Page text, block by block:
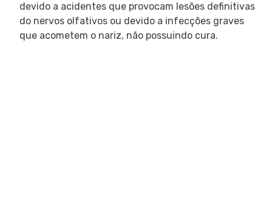
devido a acidentes que provocam lesões definitivas
do nervos olfativos ou devido a infecções graves
que acometem o nariz, não possuindo cura.